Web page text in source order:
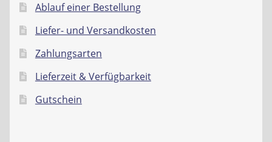
Ablauf einer Bestellung
Liefer- und Versandkosten
Zahlungsarten
Lieferzeit & Verfügbarkeit
Gutschein